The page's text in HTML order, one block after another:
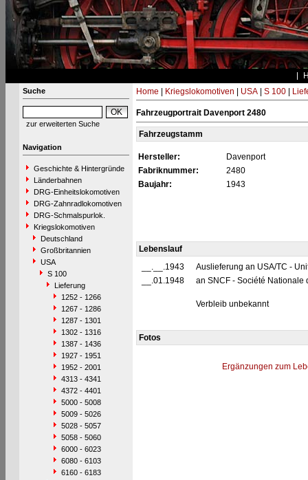
Suche
zur erweiterten Suche
Navigation
Geschichte & Hintergründe
Länderbahnen
DRG-Einheitslokomotiven
DRG-Zahnradlokomotiven
DRG-Schmalspurlok.
Kriegslokomotiven
Deutschland
Großbritannien
USA
S 100
Lieferung
1252 - 1266
1267 - 1286
1287 - 1301
1302 - 1316
1387 - 1436
1927 - 1951
1952 - 2001
4313 - 4341
4372 - 4401
5000 - 5008
5009 - 5026
5028 - 5057
5058 - 5060
6000 - 6023
6080 - 6103
6160 - 6183
Home Kriegslokomotiven USA| S 100|
Fahrzeugportrait Davenport 2480
Fahrzeugstamm
Hersteller:
Davenport
Fabriknummer:
2480
Baujahr:
1943
Lebenslauf
__.__.1943
Auslieferung an USA/TC -
__.01.1948
an SNCF - Société
Verbleib unbekannt
Fotos
Ergänzungen zum